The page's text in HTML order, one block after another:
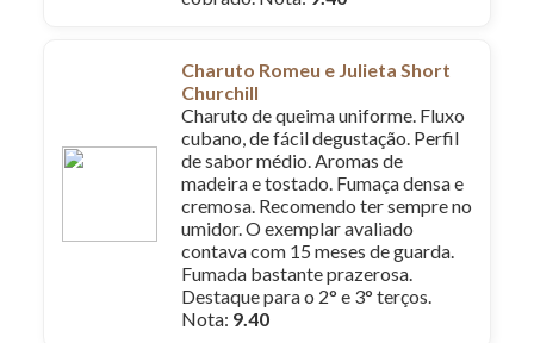
Charuto Romeu e Julieta Short
Churchill
Charuto de queima uniforme. Fluxo
cubano, de fácil degustação. Perfil
de sabor médio. Aromas de
madeira e tostado. Fumaça densa e
cremosa. Recomendo ter sempre no
umidor. O exemplar avaliado
contava com 15 meses de guarda.
Fumada bastante prazerosa.
Destaque para o 2° e 3° terços.
Nota: 9.40